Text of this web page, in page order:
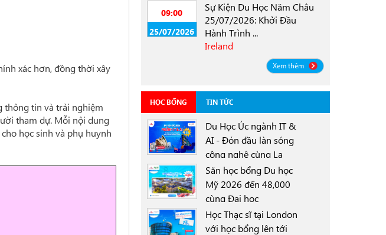
xác hơn, đồng thời xây
thông tin và trải nghiệm
tham dự. Mỗi nội dung
học sinh và phụ huynh
09:00
25/07/2026
Sự Kiện Du Học Năm Châu
25/07/2026: Khởi Đầu
Hành Trình ...
Ireland
Xem thêm
HỌC BỔNG TIN TỨC
Du Học Úc ngành IT &
AI - Đón đầu làn sóng
công nghệ cùng La
Trobe University
Sydney Campus với
học bổng 30%
Săn học bổng Du học
Mỹ 2026 đến 48,000
cùng Đại học
University of North
Texas (UNT)
Học Thạc sĩ tại London
với học bổng lên tới